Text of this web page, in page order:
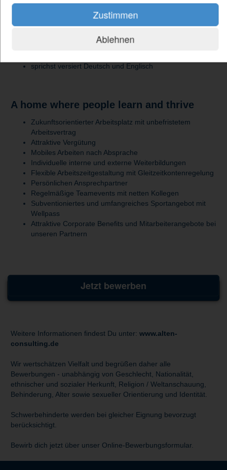
Zustimmen
Ablehnen
bringst Erfahrung im Softwaretesting (Unit Tests,
Integrationstests) mit
kennst dich in Digital Twin und Simulation aus
hast Erfahrung mit Versionskontrollsystemen wie Git
sowie mit Azure DevOps oder DevOps-Methoden
sprichst versiert Deutsch und Englisch
A home where people learn and thrive
Zukunftsorientierter Arbeitsplatz mit unbefristetem
Arbeitsvertrag
Attraktive Vergütung
Mobiles Arbeiten nach Absprache
Individuelle interne und externe Weiterbildungen
Flexible Arbeitszeitgestaltung mit Gleitzeitkontenregelung
Persönlichen Ansprechpartner
Regelmäßige Teamevents mit netten Kollegen
Subventioniertes und umfangreiches Sportangebot mit
Wellpass
Attraktive Corporate Benefits und Mitarbeiterangebote bei
unseren Partnern
Jetzt bewerben
Weitere Informationen findest Du unter: www.alten-
consulting.de
Wir wertschätzen Vielfalt und begrüßen daher alle
Bewerbungen - unabhängig von Geschlecht, Nationalität,
ethnischer und sozialer Herkunft, Religion / Weltanschauung,
Behinderung, Alter sowie sexueller Orientierung und Identität.
Schwerbehinderte werden bei gleicher Eignung bevorzugt
berücksichtigt.
Bewirb dich jetzt über unser Online-Bewerbungsformular.